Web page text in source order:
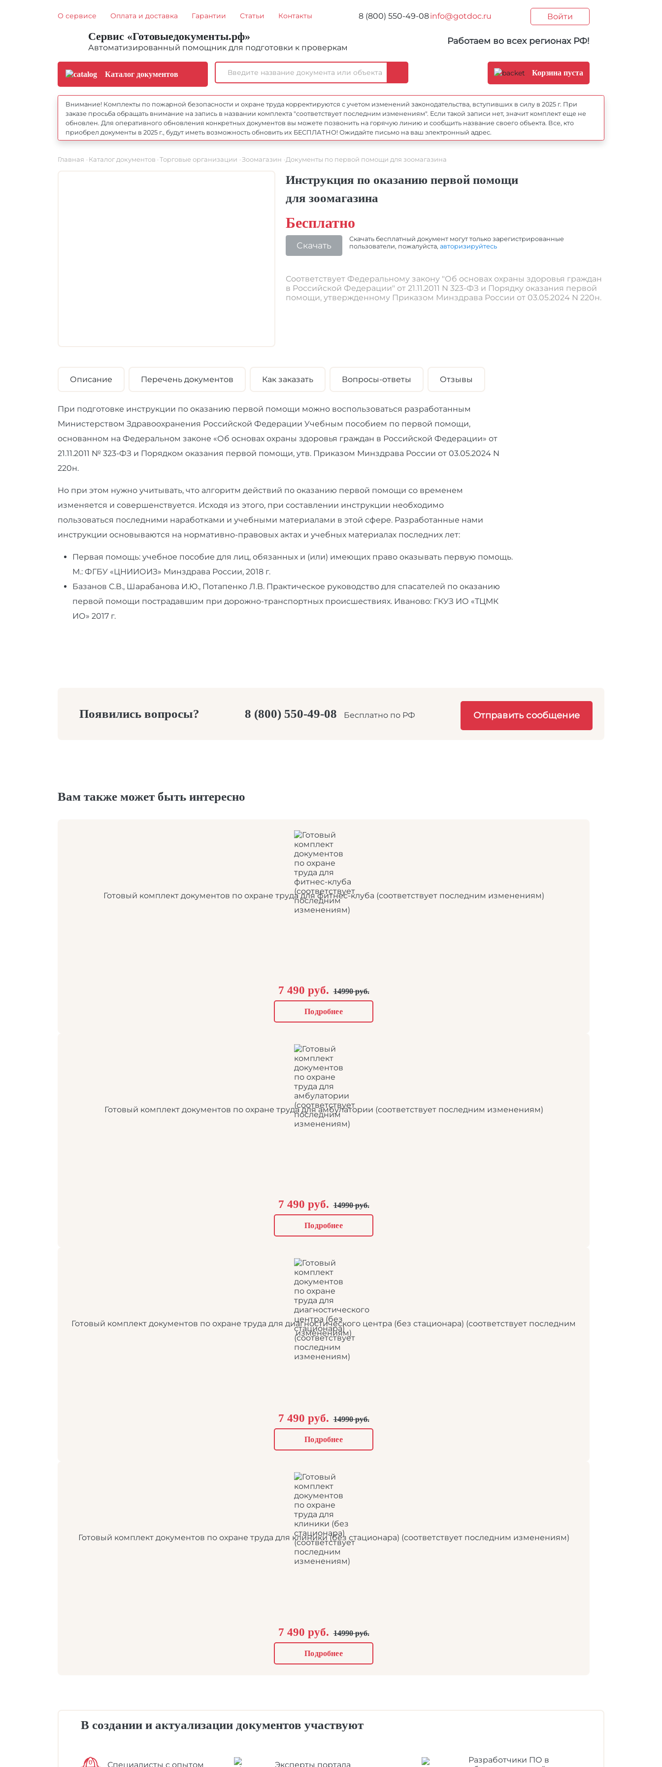
О сервисе Оплата и доставка Гарантии Статьи Контакты 8 (800) 550-49-08info@gotdoc.ru Войти
Сервис «Готовыедокументы.рф»
Автоматизированный помощник для подготовки к проверкам
Работаем во всех регионах РФ!
Каталог документов Корзина пуста
Внимание! Комплекты по пожарной безопасности и охране труда корректируются с учетом изменений законодательства, вступивших в силу в 2025 г. При
заказе просьба обращать внимание на запись в названии комплекта "соответствует последним изменениям". Если такой записи нет, значит комплект еще не
обновлен. Для оперативного обновления конкретных документов вы можете позвонить на горячую линию и сообщить название своего объекта. Все, кто
приобрел документы в 2025 г., будут иметь возможность обновить их БЕСПЛАТНО! Ожидайте письмо на ваш электронный адрес.
Главная Каталог документов Торговые организации Зоомагазин Документы по первой помощи для зоомагазина
Инструкция по оказанию первой помощи
для зоомагазина
Бесплатно
Скачать
Скачать бесплатный документ могут только зарегистрированные
пользователи, пожалуйста, авторизируйтесь
Соответствует Федеральному закону "Об основах охраны здоровья граждан
в Российской Федерации" от 21.11.2011 N 323-ФЗ и Порядку оказания первой
помощи, утвержденному Приказом Минздрава России от 03.05.2024 N 220н.
Описание Перечень документов Как заказать Вопросы-ответы Отзывы
При подготовке инструкции по оказанию первой помощи можно воспользоваться разработанным
Министерством Здравоохранения Российской Федерации Учебным пособием по первой помощи,
основанном на Федеральном законе «Об основах охраны здоровья граждан в Российской Федерации» от
21.11.2011 № 323-ФЗ и Порядком оказания первой помощи, утв. Приказом Минздрава России от 03.05.2024 N
220н.
Но при этом нужно учитывать, что алгоритм действий по оказанию первой помощи со временем
изменяется и совершенствуется. Исходя из этого, при составлении инструкции необходимо
пользоваться последними наработками и учебными материалами в этой сфере. Разработанные нами
инструкции основываются на нормативно-правовых актах и учебных материалах последних лет:
Первая помощь: учебное пособие для лиц, обязанных и (или) имеющих право оказывать первую помощь.
М.: ФГБУ «ЦНИИОИЗ» Минздрава России, 2018 г.
Базанов С.В., Шарабанова И.Ю., Потапенко Л.В. Практическое руководство для спасателей по оказанию
первой помощи пострадавшим при дорожно-транспортных происшествиях. Иваново: ГКУЗ ИО «ТЦМК
ИО» 2017 г.
Появились вопросы? 8 (800) 550-49-08 Бесплатно по РФ Отправить сообщение
Вам также может быть интересно
Готовый комплект документов по охране труда для фитнес-клуба (соответствует последним изменениям)
7 490 руб. 14990 руб.
Подробнее
Готовый комплект документов по охране труда для амбулатории (соответствует последним изменениям)
7 490 руб. 14990 руб.
Подробнее
Готовый комплект документов по охране труда для диагностического центра (без стационара) (соответствует последним
изменениям)
7 490 руб. 14990 руб.
Подробнее
Готовый комплект документов по охране труда для клиники (без стационара) (соответствует последним изменениям)
7 490 руб. 14990 руб.
Подробнее
В создании и актуализации документов участвуют
Специалисты с опытом Эксперты портала
Разработчики ПО в